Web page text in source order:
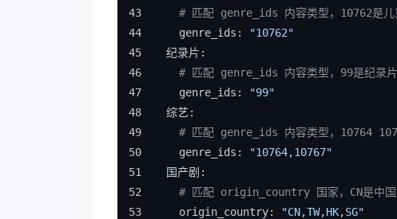
# 匹配 genre_ids 内容类型，10762是儿
    genre_ids:
"10762"
  纪录片:
# 匹配 genre_ids 内容类型，99是纪录片
    genre_ids:
"99"
  综艺:
# 匹配 genre_ids 内容类型，10764
    genre_ids:
"10764,10767"
  国产剧:
# 匹配 origin_country 国家，CN是中国
    origin_country:
"CN,TW,HK,SG"